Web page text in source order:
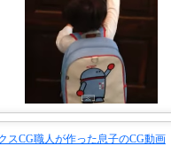
スCG職人が作った息子のCG動画